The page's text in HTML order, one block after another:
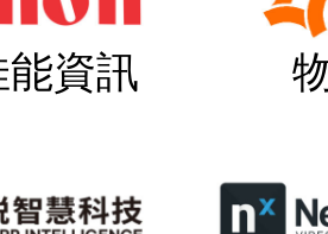
能資訊